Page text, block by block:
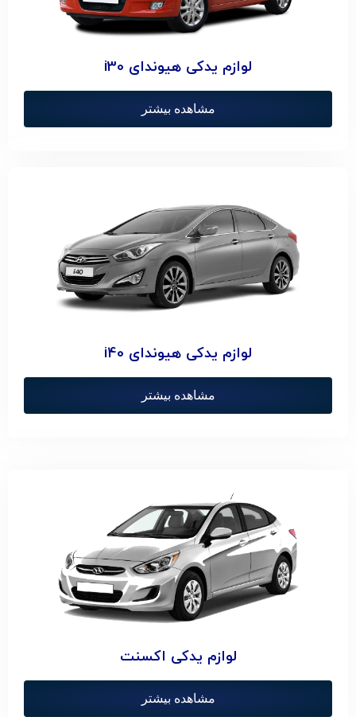
لوازم یدکی هیوندای i30
مشاهده بیشتر
لوازم یدکی هیوندای i40
مشاهده بیشتر
لوازم یدکی اکسنت
مشاهده بیشتر